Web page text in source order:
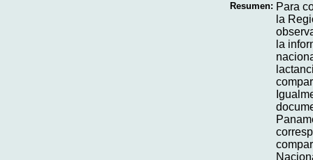
Resumen: Para
la
la